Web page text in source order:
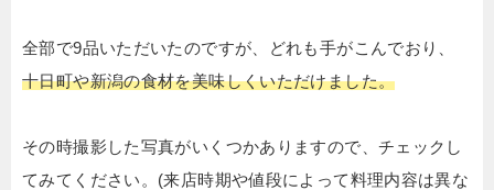
全部で9品いただいたのですが、どれも手がこんでおり、
十日町や新潟の食材を美味しくいただけました。
その時撮影した写真がいくつかありますので、チェックし
てみてください。(来店時期や値段によって料理内容は異な